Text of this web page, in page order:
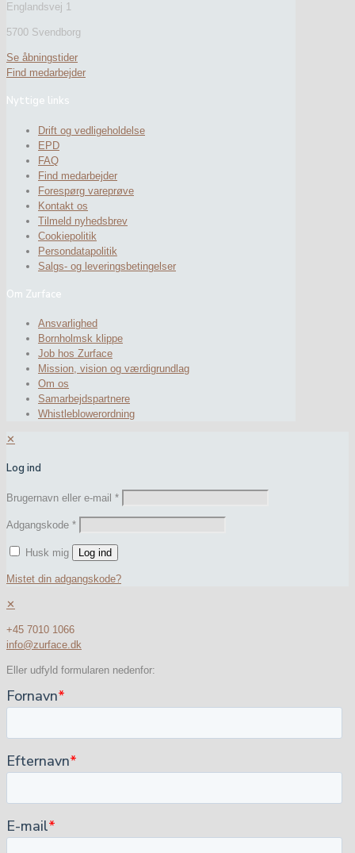
Englandsvej 1
5700 Svendborg
Se åbningstider
Find medarbejder
Nyttige links
Drift og vedligeholdelse
EPD
FAQ
Find medarbejder
Forespørg vareprøve
Kontakt os
Tilmeld nyhedsbrev
Cookiepolitik
Persondatapolitik
Salgs- og leveringsbetingelser
Om Zurface
Ansvarlighed
Bornholmsk klippe
Job hos Zurface
Mission, vision og værdigrundlag
Om os
Samarbejdspartnere
Whistleblowerordning
✕
Log ind
Brugernavn eller e-mail *
Adgangskode *
Husk mig Log ind
Mistet din adgangskode?
✕
+45 7010 1066
info@zurface.dk
Eller udfyld formularen nedenfor: